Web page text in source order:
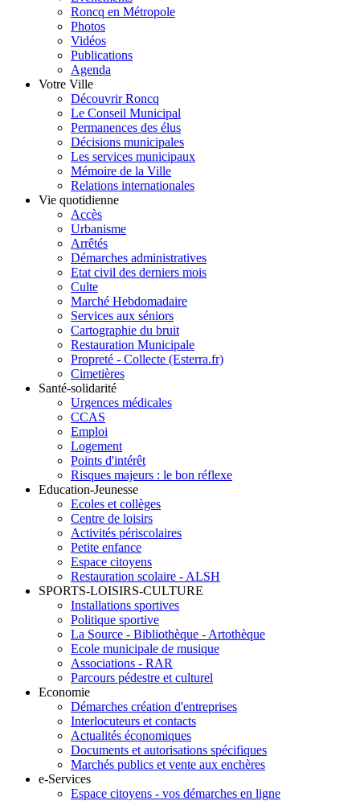
Roncq en Métropole
Photos
Vidéos
Publications
Agenda
Votre Ville
Découvrir Roncq
Le Conseil Municipal
Permanences des élus
Décisions municipales
Les services municipaux
Mémoire de la Ville
Relations internationales
Vie quotidienne
Accès
Urbanisme
Arrêtés
Démarches administratives
Etat civil des derniers mois
Culte
Marché Hebdomadaire
Services aux séniors
Cartographie du bruit
Restauration Municipale
Propreté - Collecte (Esterra.fr)
Cimetières
Santé-solidarité
Urgences médicales
CCAS
Emploi
Logement
Points d'intérêt
Risques majeurs : le bon réflexe
Education-Jeunesse
Ecoles et collèges
Centre de loisirs
Activités périscolaires
Petite enfance
Espace citoyens
Restauration scolaire - ALSH
SPORTS-LOISIRS-CULTURE
Installations sportives
Politique sportive
La Source - Bibliothèque - Artothèque
Ecole municipale de musique
Associations - RAR
Parcours pédestre et culturel
Economie
Démarches création d'entreprises
Interlocuteurs et contacts
Actualités économiques
Documents et autorisations spécifiques
Marchés publics et vente aux enchères
e-Services
Espace citoyens - vos démarches en ligne